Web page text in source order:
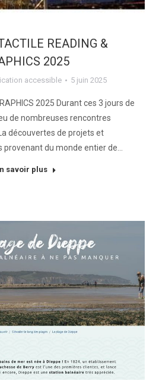
READING &
2025
accessible 5 juin 2025
2025 Durant ces 3 jours de
de nombreuses rencontres
découvertes de projets et
provenant du monde entier de…
savoir plus